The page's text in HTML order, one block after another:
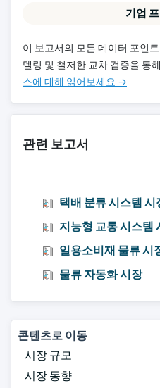
기업
이 보고서의 모든 데이터 포인
델링 및 철저한 교차 검증을 통
스에 대해 읽어보세요 →
관련 보고서
택배 분류 시스템 시
지능형 교통 시스템
일용소비재 물류 시
물류 자동화 시장
콘텐츠로 이동
시장 규모
시장 동향